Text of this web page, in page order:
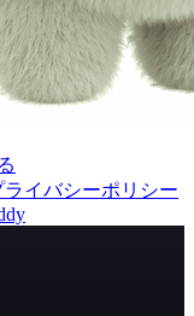
ライバシーポリシー